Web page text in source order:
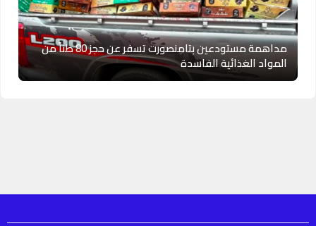
مداهمة مستودعين بتامنصورت تسفر عن حجز 80 طناً من
المواد الغذائية الفاسدة